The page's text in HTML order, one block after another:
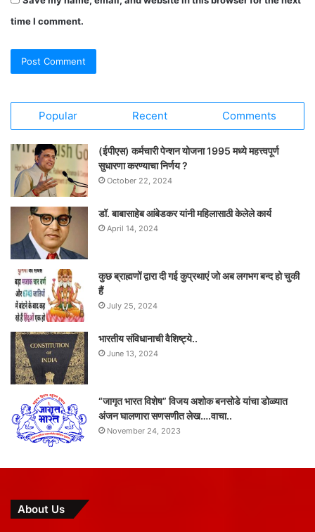
time I comment.
Popular Recent Comments
(ईपीएस) कर्मचारी पेन्शन योजना 1995 मध्ये महत्त्वपूर्ण
सुधारणा करण्याचा निर्णय ?
October 22, 2024
डॉ. बाबासाहेब आंबेडकर यांनी महिलासाठी केलेले कार्य
April 14, 2024
कुछ ब्राह्मणों द्वारा दी गई कुप्रथाएं जो अब लगभग बन्द हो चुकी
हैं
July 25, 2024
भारतीय संविधानाची वैशिष्ट्ये..
June 13, 2024
“जागृत भारत विशेष” विजय अशोक बनसोडे यांचा डोळ्यात
अंजन घालणारा सणसणीत लेख….वाचा..
November 24, 2023
About Us